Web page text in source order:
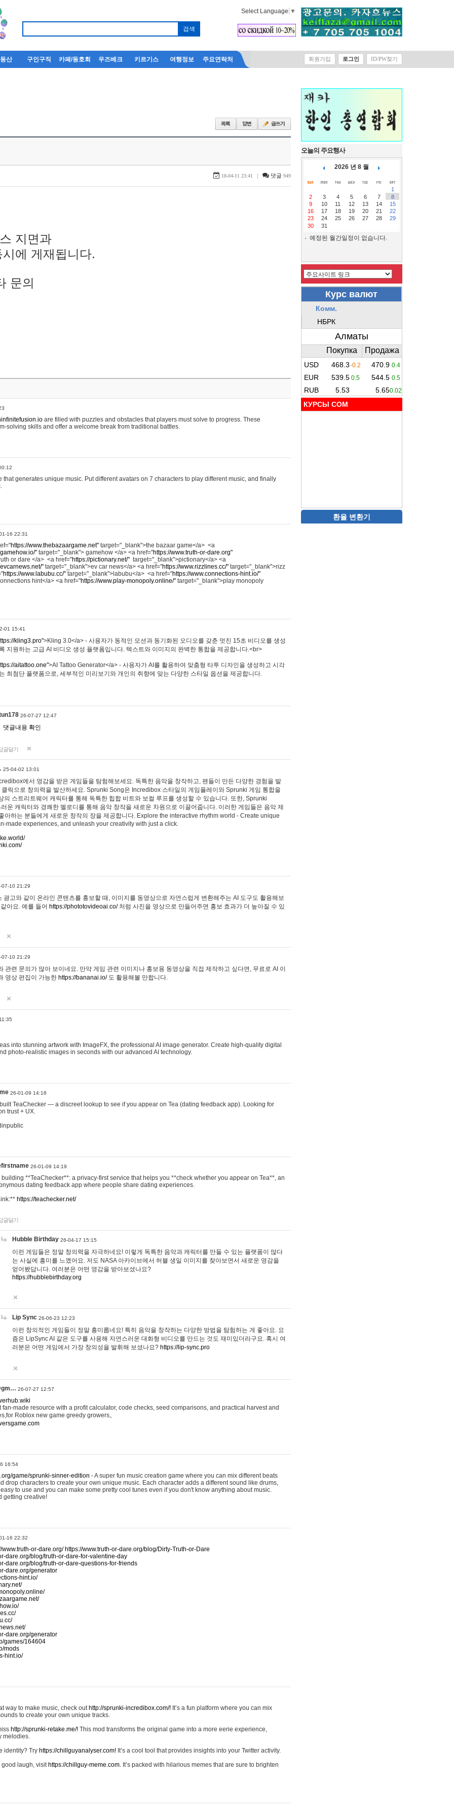
Select Language ▼
산 구인구직 카페/동호회 우즈베크 키르기스 여행정보 주요연락처 회원가입 로그인 ID/PW찾기
18-04-11 23:41 | 댓글 949
지면과
에 게재됩니다.
문의
are filled with puzzles and obstacles that players must solve to progress. These
solving skills and offer a welcome break from traditional battles.
that generates unique music. Put different avatars on 7 characters to play different music, and finally
16 22:31
https://www.thebazaargame.net" target="_blank">the bazaar game</a> <a
" target="_blank"> gamehow </a> <a href="https://www.truth-or-dare.org"
or dare </a> <a href="https://pictionary.net/" target="_blank">pictionary</a> <a
" target="_blank">ev car news</a> <a href="https://www.rizzlines.cc/" target="_blank">rizz
https://www.labubu.cc/" target="_blank">labubu</a> <a href="https://www.connections-hint.io/"
hint</a> <a href="https://www.play-monopoly.online/" target="_blank">play monopoly
01 15:41
kling3.pro">Kling 3.0</a> - 사용자가 동적인 모션과 동기화된 오디오를 갖춘 멋진 15초 비디오를 생성
지원하는 고급 AI 비디오 생성 플랫폼입니다. 텍스트와 이미지의 완벽한 통합을 제공합니다.<br>
aitattoo.one">AI Tattoo Generator</a> - 사용자가 AI를 활용하여 맞춤형 타투 디자인을 생성하고 시각
최첨단 플랫폼으로, 세부적인 미리보기와 개인의 취향에 맞는 다양한 스타일 옵션을 제공합니다.
26-07-27 12:47
댓글내용 확인
글달기
25-04-02 13:01
에서 영감을 받은 게임들을 탐험해보세요. 독특한 음악을 창작하고, 팬들이 만든 다양한 경험을 발
클릭으로 창의력을 발산하세요. Sprunki Song은 Incredibox 스타일의 게임플레이와 Sprunki 게임 통합을
의 스트리트웨어 캐릭터를 통해 독특한 힙합 비트와 보컬 루프를 생성할 수 있습니다. 또한, Sprunki
운 캐릭터와 경쾌한 멜로디를 통해 음악 창작을 새로운 차원으로 이끌어줍니다. 이러한 게임들은 음악 제
아하는 분들에게 새로운 창작의 장을 제공합니다. Explore the interactive rhythm world - Create unique
made experiences, and unleash your creativity with just a click.
07-10 21:29
광고와 같이 온라인 콘텐츠를 홍보할 때, 이미지를 동영상으로 자연스럽게 변환해주는 AI 도구도 활용해보
아요. 예를 들어 https://phototovideoai.co/처럼 사진을 영상으로 만들어주면 홍보 효과가 더 높아질 수 있
07-10 21:29
관련 문의가 많아 보이네요. 만약 게임 관련 이미지나 홍보용 동영상을 직접 제작하고 싶다면, 무료로 AI 이
영상 편집이 가능한 https://bananai.io/도 활용해볼 만합니다.
into stunning artwork with ImageFX, the professional AI image generator. Create high-quality digital
photo-realistic images in seconds with our advanced AI technology.
26-01-09 14:18
TeaChecker — a discreet lookup to see if you appear on Tea (dating feedback app). Looking for
trust + UX.
26-01-09 14:19
building **TeaChecker**: a privacy-first service that helps you **check whether you appear on Tea**, an
dating feedback app where people share dating experiences.
https://teachecker.net/
글달기
Hubble Birthday 26-04-17 15:15
이런 게임들은 정말 창의력을 자극하네요! 이렇게 독특한 음악과 캐릭터를 만들 수 있는 플랫폼이 많다
는 사실에 흥미를 느꼈어요. 저도 NASA 아카이브에서 허블 생일 이미지를 찾아보면서 새로운 영감을
얻어봤답니다. 여러분은 어떤 영감을 받아보셨나요?
https://hubblebirthday.org
Lip Sync 26-06-23 12:23
이런 창의적인 게임들이 정말 흥미롭네요! 특히 음악을 창작하는 다양한 방법을 탐험하는 게 좋아요. 요
즘은 LipSync AI 같은 도구를 사용해 자연스러운 대화형 비디오를 만드는 것도 재미있더라구요. 혹시 여
러분은 어떤 게임에서 가장 창의성을 발휘해 보셨나요? https://lip-sync.pro
26-07-27 12:57
made resource with a profit calculator, code checks, seed comparisons, and practical harvest and
Roblox new game greedy growers。
16:54
game/sprunki-sinner-edition - A super fun music creation game where you can mix different beats
drop characters to create your own unique music. Each character adds a different sound like drums,
to use and you can make some pretty cool tunes even if you don't know anything about music.
getting creative!
16 22:32
www.truth-or-dare.org/ https://www.truth-or-dare.org/blog/Dirty-Truth-or-Dare
dare.org/blog/truth-or-dare-for-valentine-day
dare.org/blog/truth-or-dare-questions-for-friends
dare.org/generator
hint.io/
dare.org/generator
games/164604
mods
hint.io/
way to make music, check out http://sprunki-incredibox.com/! It’s a fun platform where you can mix
to create your own unique tracks.
http://sprunki-retake.me/! This mod transforms the original game into a more eerie experience,
melodies.
identity? Try https://chillguyanalyser.com! It’s a cool tool that provides insights into your Twitter activity.
good laugh, visit https://chillguy-meme.com. It’s packed with hilarious memes that are sure to brighten
오늘의 주요행사
2026 년 8 월
1
2
3 4 5 6 7
8
9
10 11 12 13 14
15
16
17 18 19 20 21
22
23
24 25 26 27 28
29
30
31
예정된 월간일정이 없습니다.
КУРСЫ COM
환율 변환기